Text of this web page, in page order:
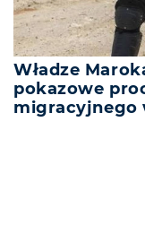
Władze
pokazowe
migracyjnego